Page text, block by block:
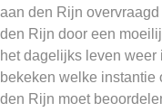
aan den Rijn
den Rijn door een
het dagelijks leven
bekeken welke instantie
den Rijn moet